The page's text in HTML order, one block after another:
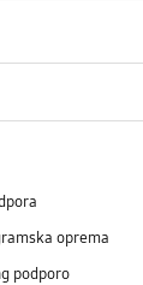
oprema
podporo